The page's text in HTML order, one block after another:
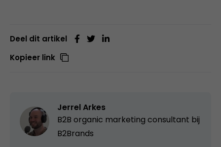
Deel dit artikel
Kopieer link
Jerrel Arkes
B2B organic marketing consultant bij
B2Brands